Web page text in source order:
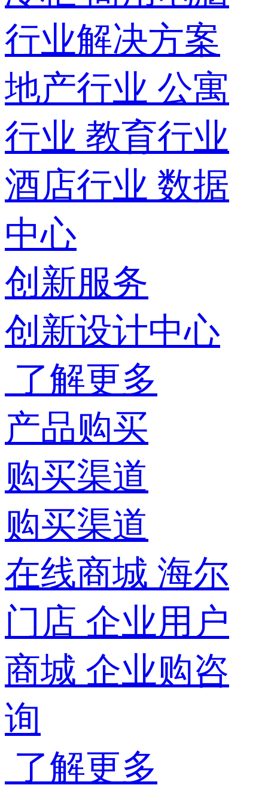
行业解决方案
地产行业 公寓
行业 教育行业
酒店行业 数据
中心
创新服务
创新设计中心
了解更多
产品购买
购买渠道
购买渠道
在线商城 海尔
门店 企业用户
商城 企业购咨
询
了解更多